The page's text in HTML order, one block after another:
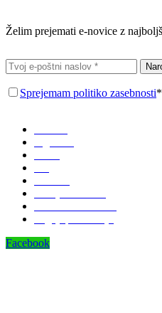
Želim prejemati e-novice z
Sprejemam politiko zasebnosti*
Facebook